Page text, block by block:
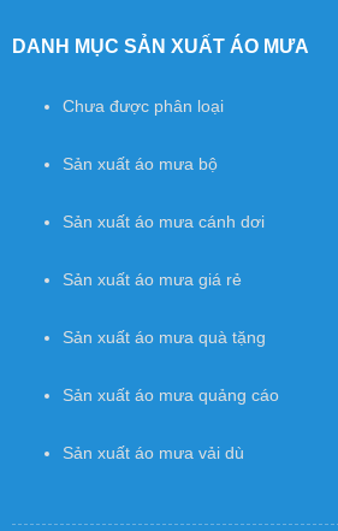
DANH MỤC SẢN XUẤT ÁO MƯA
Chưa được phân loại
Sản xuất áo mưa bộ
Sản xuất áo mưa cánh dơi
Sản xuất áo mưa giá rẻ
Sản xuất áo mưa quà tặng
Sản xuất áo mưa quảng cáo
Sản xuất áo mưa vải dù